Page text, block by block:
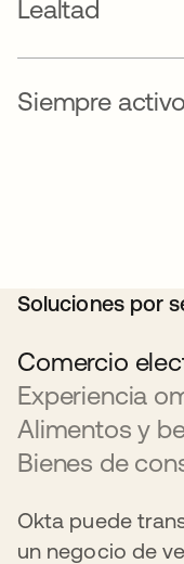
Lealtad
Siempre activo
Soluciones por
Comercio
Experiencia
Alimentos y
Bienes de
Okta puede
un negocio de